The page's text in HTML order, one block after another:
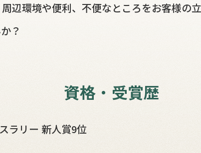
辺環境や便利、不便なところをお客様の
？
資格・受賞歴
ラリー 新人賞9位